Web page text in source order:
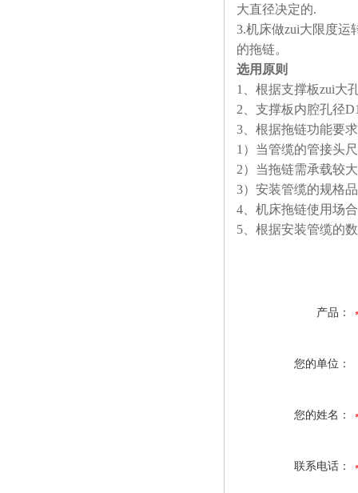
大直径决定的.
3.机床做zui大限度运
的拖链。
选用原则
1
、根据支撑板zui大
2 、支撑板内腔孔径
3 、根据拖链功能要
1 ）当管缆的管接头
2）当拖链需承载较
3）安装管缆的规格
4 、机床拖链使用场
5 、根据安装管缆的
产品：
您的单位：
您的姓名：
联系电话：